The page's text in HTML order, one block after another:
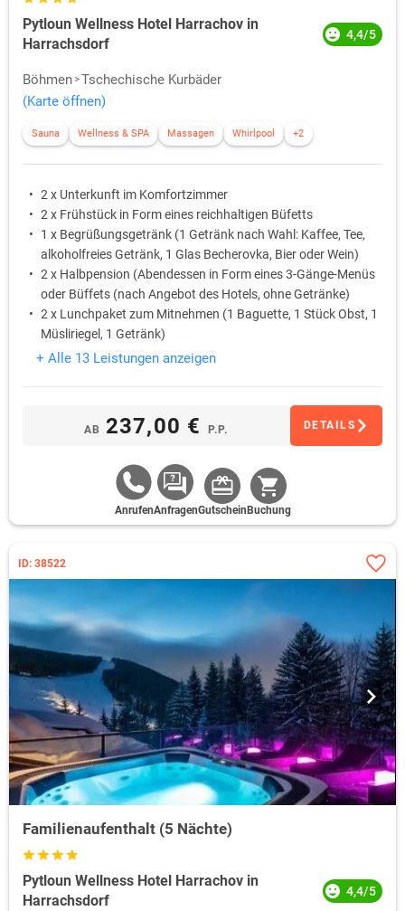
Pytloun Wellness Hotel Harrachov in
Harrachsdorf
4,4/5
Böhmen Tschechische Kurbäder
(Karte öffnen)
Sauna Wellness & SPA Massagen Whirlpool +2
2 x Unterkunft im Komfortzimmer
2 x Frühstück in Form eines reichhaltigen Büfetts
1 x Begrüßungsgetränk (1 Getränk nach Wahl: Kaffee, Tee,
alkoholfreies Getränk, 1 Glas Becherovka, Bier oder Wein)
2 x Halbpension (Abendessen in Form eines 3-Gänge-Menüs
oder Büffets (nach Angebot des Hotels, ohne Getränke)
2 x Lunchpaket zum Mitnehmen (1 Baguette, 1 Stück Obst, 1
Müsliriegel, 1 Getränk)
1 x Fußreflexzonenmassage – NUAT TAO (30 Min.)
+ Alle 13 Leistungen anzeigen
AB 237,00 € P.P. DETAILS
AnrufenAnfragenGutschein Buchung
ID: 38522
Familienaufenthalt (5 Nächte)
Pytloun Wellness Hotel Harrachov in
Harrachsdorf
4,4/5